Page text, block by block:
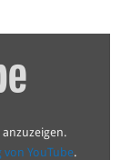
YouTube.